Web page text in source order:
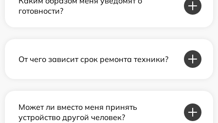
готовности?
От чего зависит срок ремонта техники?
Может ли вместо меня принять
устройство другой человек?